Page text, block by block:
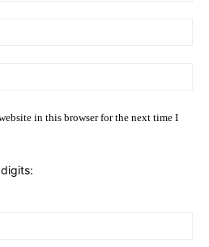
in this browser for the next time I